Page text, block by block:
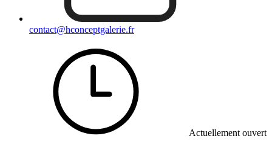
contact@hconceptgalerie.fr
Actuellement ouvert